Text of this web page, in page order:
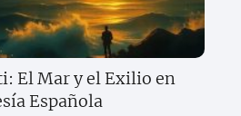
El Mar y el Exilio en
Española